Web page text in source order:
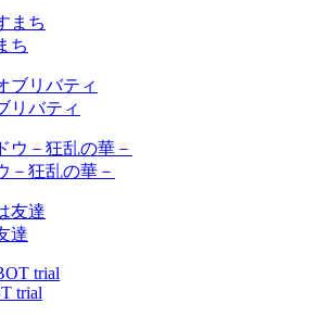
ち
リバティ
－狂乱の華－
達
trial